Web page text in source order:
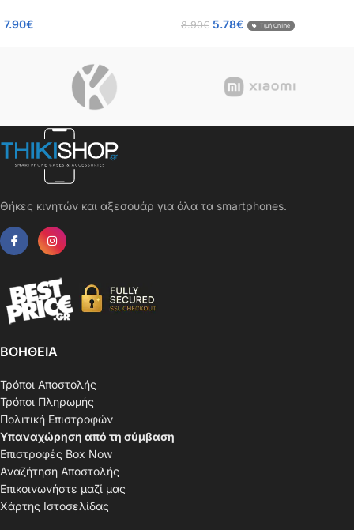
7.90€ 8.90€ 5.78€ Τιμή Online
Θήκες κινητών και αξεσουάρ για όλα τα smartphones.
ΒΟΗΘΕΙΑ
Τρόποι Αποστολής
Τρόποι Πληρωμής
Πολιτική Επιστροφών
Υπαναχώρηση από τη σύμβαση
Επιστροφές Box Now
Αναζήτηση Αποστολής
Επικοινωνήστε μαζί μας
Χάρτης Ιστοσελίδας